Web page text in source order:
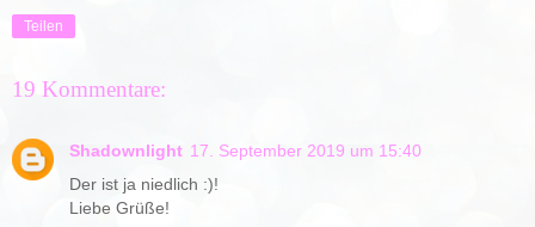
Teilen
19 Kommentare:
Shadownlight 17. September 2019 um 15:40
Der ist ja niedlich :)!
Liebe Grüße!